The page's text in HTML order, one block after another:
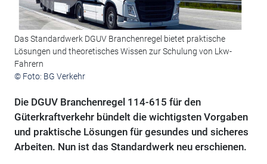
Das Standardwerk DGUV Branchenregel bietet praktische
Lösungen und theoretisches Wissen zur Schulung von Lkw-
Fahrern
© Foto: BG Verkehr
Die DGUV Branchenregel 114-615 für den
Güterkraftverkehr bündelt die wichtigsten Vorgaben
und praktische Lösungen für gesundes und sicheres
Arbeiten. Nun ist das Standardwerk neu erschienen.